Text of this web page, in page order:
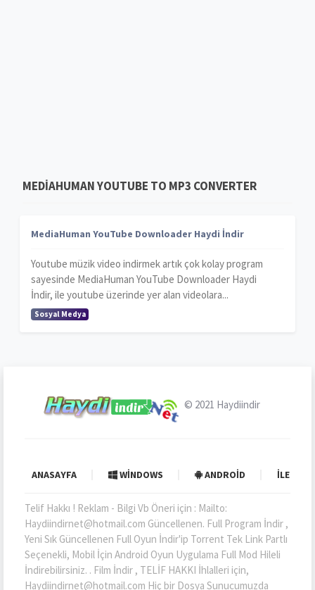
MEDIAHUMAN YOUTUBE TO MP3 CONVERTER
MediaHuman YouTube Downloader Haydi İndir
Youtube müzik video indirmek artık çok kolay program
sayesinde MediaHuman YouTube Downloader Haydi
İndir, ile youtube üzerinde yer alan videolara...
Sosyal Medya
© 2021 Haydiindir
ANASAYFA WINDOWS ANDROID İLETIŞIM
Telif Hakkı ! Reklam - Bilgi Vb Öneri için : Mailto:
Haydiindirnet@hotmail.com Güncellenen. Full Program İndir ,
Yeni Sık Güncellenen Full Oyun İndir'ip Torrent Tek Link Partlı
Seçenekli, Mobil İçin Android Oyun Uygulama Full Mod Hileli
İndirebilirsiniz. . Film İndir , TELİF HAKKI İhlalleri için,
Haydiindirnet@hotmail.com Hiç bir Dosya Sunucumuzda